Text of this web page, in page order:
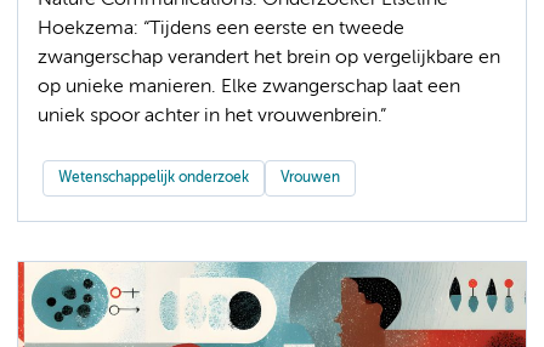
Hoekzema: “Tijdens een eerste en tweede
zwangerschap verandert het brein op vergelijkbare en
op unieke manieren. Elke zwangerschap laat een
uniek spoor achter in het vrouwenbrein.”
Wetenschappelijk onderzoek Vrouwen